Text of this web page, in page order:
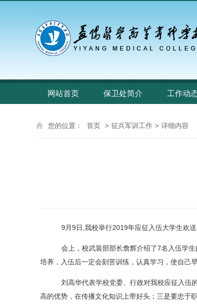
网站首页 保卫处简介 工作动
您的位置： 首页 > 征兵军训工作 > 详细内容
9月9日,我校举行2019年应征入伍大学生欢
会上， 校武装部部长詹辉介绍了7名入伍学生
培养，入伍后一定会刻苦训练，认真学习， 使自己
刘高华代表学校党委、行政对我校应征入伍
高的优势，在传播文化知识上带好头；三是要忠于